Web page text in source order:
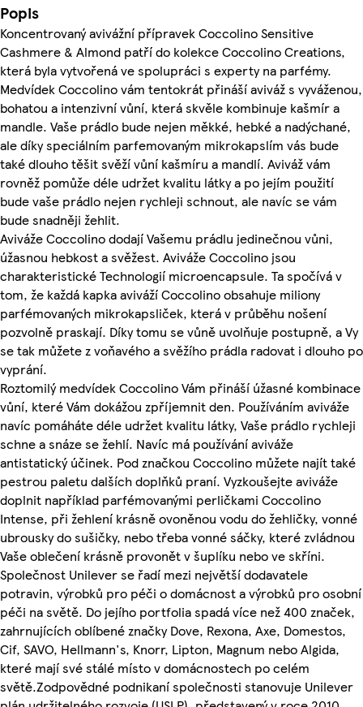
Popis
Koncentrovaný avivážní přípravek Coccolino Sensitive
Cashmere & Almond patří do kolekce Coccolino Creations,
která byla vytvořená ve spolupráci s experty na parfémy.
Medvídek Coccolino vám tentokrát přináší aviváž s vyváženou,
bohatou a intenzivní vůní, která skvěle kombinuje kašmír a
mandle. Vaše prádlo bude nejen měkké, hebké a nadýchané,
ale díky speciálním parfemovaným mikrokapslím vás bude
také dlouho těšit svěží vůní kašmíru a mandlí. Aviváž vám
rovněž pomůže déle udržet kvalitu látky a po jejím použití
bude vaše prádlo nejen rychleji schnout, ale navíc se vám
bude snadněji žehlit.
Aviváže Coccolino dodají Vašemu prádlu jedinečnou vůni,
úžasnou hebkost a svěžest. Aviváže Coccolino jsou
charakteristické Technologií microencapsule. Ta spočívá v
tom, že každá kapka aviváží Coccolino obsahuje miliony
parfémovaných mikrokapsliček, která v průběhu nošení
pozvolně praskají. Díky tomu se vůně uvolňuje postupně, a Vy
se tak můžete z voňavého a svěžího prádla radovat i dlouho po
vyprání.
Roztomilý medvídek Coccolino Vám přináší úžasné kombinace
vůní, které Vám dokážou zpříjemnit den. Používáním aviváže
navíc pomáháte déle udržet kvalitu látky, Vaše prádlo rychleji
schne a snáze se žehlí. Navíc má používání aviváže
antistatický účinek. Pod značkou Coccolino můžete najít také
pestrou paletu dalších doplňků praní. Vyzkoušejte aviváže
doplnit například parfémovanými perličkami Coccolino
Intense, při žehlení krásně ovoněnou vodu do žehličky, vonné
ubrousky do sušičky, nebo třeba vonné sáčky, které zvládnou
Vaše oblečení krásně provonět v šuplíku nebo ve skříni.
Společnost Unilever se řadí mezi největší dodavatele
potravin, výrobků pro péči o domácnost a výrobků pro osobní
péči na světě. Do jejího portfolia spadá více než 400 značek,
zahrnujících oblíbené značky Dove, Rexona, Axe, Domestos,
Cif, SAVO, Hellmann's, Knorr, Lipton, Magnum nebo Algida,
které mají své stálé místo v domácnostech po celém
světě.Zodpovědné podnikaní společnosti stanovuje Unilever